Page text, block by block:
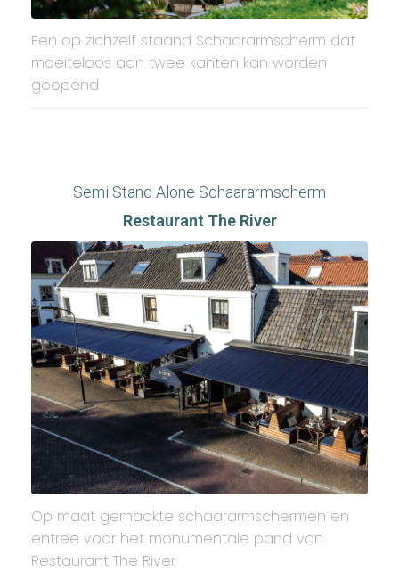
Een op zichzelf staand Schaararmscherm dat
moeiteloos aan twee kanten kan worden
geopend
Semi Stand Alone Schaararmscherm
Restaurant The River
Op maat gemaakte schaararmschermen en
entree voor het monumentale pand van
Restaurant The River